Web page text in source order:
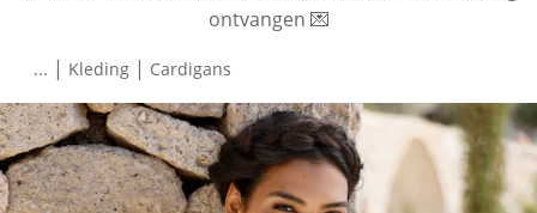
ontvangen 💌
... | Kleding | Cardigans